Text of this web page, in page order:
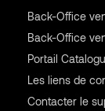
Back-Office
Back-Office
Portail
Les liens de
Contacter le